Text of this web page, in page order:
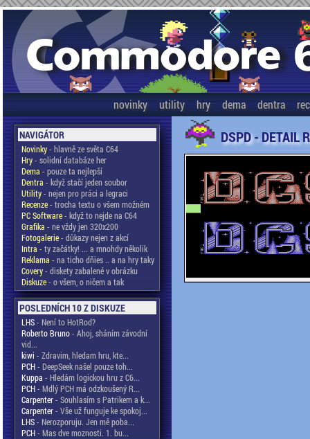
novinky utility hry dema dentra
NAVIGÁTOR
Novinky- hlavně ze světa C64
Hry- solidní databáze her
Dema - pouze ta nejlepší
Dentra - když stačí jeden soubor
Utility- nejen pro práci a legraci
Recenze- trocha textu o všem možném
PC Software- když to nejde na C64
Grafika - ne vždy jen 320x200
Fotogalerie- důkazy nejen z akcí
Intra - ty začátky! ... a mnohdy několik
Reklama - na ticho dňies .. a na hry taky
Covery- diskety zabalené v obrázku
Diskuze- o všem, o ničem a tak
POSLEDNÍCH 10 Z DISKUZE
LHS- Není to HotRod?
Roberto Bruno- Ahoj, sháním závodní
vid...
kiwi - Zdravim, hledam hru, kte...
PCH- DeepSeek našel pouze toh...
Kuppa - Hledám logickou hru z C6...
PCH- Mdlý PCH má odzkoušený R...
Carpenter- Souhlasím s Patrikem a k...
Carpenter- Vše už funguje ke spokoj...
LHS- Nerozporuju. Jen mě poba...
PCH- Mas dve moznosti. 1. bu...
DSPD - DETAIL